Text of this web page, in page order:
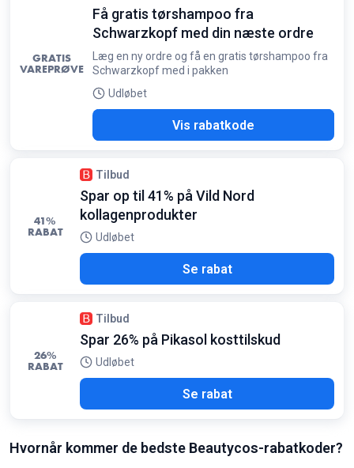
GRATIS
VAREPRØVE
Få gratis tørshampoo fra
Schwarzkopf med din næste ordre
Læg en ny ordre og få en gratis tørshampoo fra
Schwarzkopf med i pakken
Udløbet
Vis rabatkode
41%
RABAT
Tilbud
Spar op til 41% på Vild Nord
kollagenprodukter
Udløbet
Se rabat
26%
RABAT
Tilbud
Spar 26% på Pikasol kosttilskud
Udløbet
Se rabat
Hvornår kommer de bedste Beautycos-rabatkoder?